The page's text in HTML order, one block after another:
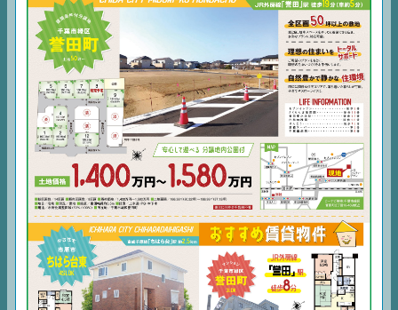
TOP
NEWS
EVENT
住宅情報誌ミッケル
市原
エリア
千葉 エリア